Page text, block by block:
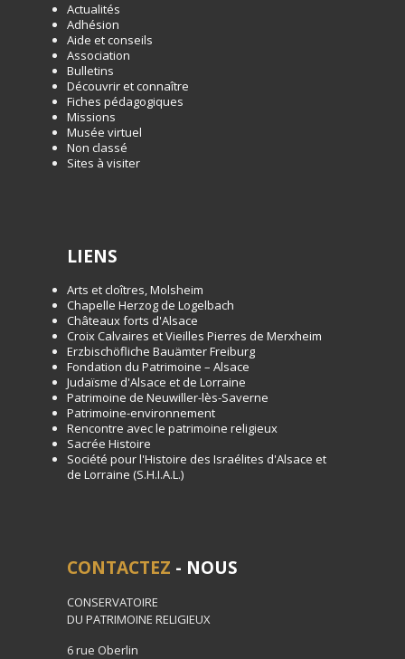
Actualités
Adhésion
Aide et conseils
Association
Bulletins
Découvrir et connaître
Fiches pédagogiques
Missions
Musée virtuel
Non classé
Sites à visiter
LIENS
Arts et cloîtres, Molsheim
Chapelle Herzog de Logelbach
Châteaux forts d'Alsace
Croix Calvaires et Vieilles Pierres de Merxheim
Erzbischöfliche Bauämter Freiburg
Fondation du Patrimoine – Alsace
Judaïsme d'Alsace et de Lorraine
Patrimoine de Neuwiller-lès-Saverne
Patrimoine-environnement
Rencontre avec le patrimoine religieux
Sacrée Histoire
Société pour l'Histoire des Israélites d'Alsace et
de Lorraine (S.H.I.A.L.)
CONTACTEZ - NOUS
CONSERVATOIRE
DU PATRIMOINE RELIGIEUX
6 rue Oberlin